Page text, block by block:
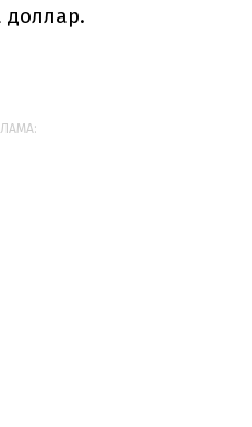
доллар.